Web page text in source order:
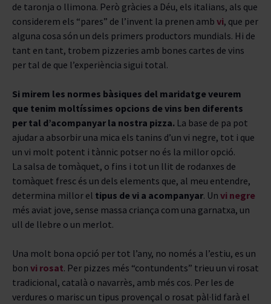
de taronja o llimona. Però gràcies a Déu, els italians, als que
considerem els “pares” de l’invent la prenen amb vi, que per
alguna cosa són un dels primers productors mundials. Hi de
tant en tant, trobem pizzeries amb bones cartes de vins
per tal de que l’experiència sigui total.
Si mirem les normes bàsiques del maridatge veurem
que tenim moltíssimes opcions de vins ben diferents
per tal d’acompanyar la nostra pizza. La base de pa pot
ajudar a absorbir una mica els tanins d’un vi negre, tot i que
un vi molt potent i tànnic potser no és la millor opció.
La salsa de tomàquet, o fins i tot un llit de rodanxes de
tomàquet fresc és un dels elements que, al meu entendre,
determina millor el tipus de vi a acompanyar. Un vi negre
més aviat jove, sense massa criança com una garnatxa, un
ull de llebre o un merlot.
Una molt bona opció per tot l’any, no només a l’estiu, es un
bon vi rosat. Per pizzes més “contundents” trieu un vi rosat
tradicional, català o navarrès, amb més cos. Per les de
verdures o marisc un tipus provençal o rosat pàl·lid farà el